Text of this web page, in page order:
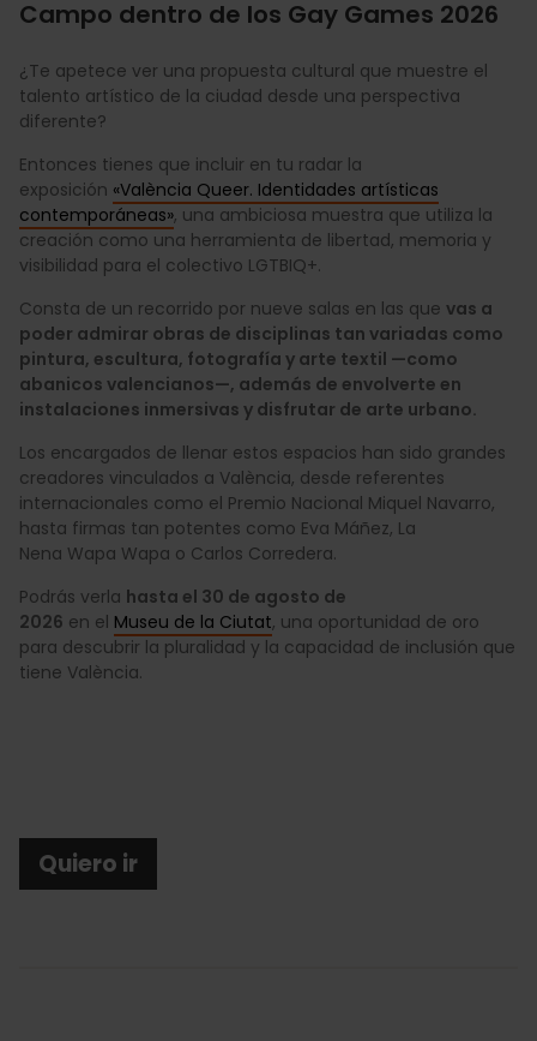
Campo dentro de los Gay Games 2026
¿Te apetece ver una propuesta cultural que muestre el
talento artístico de la ciudad desde una perspectiva
diferente?
Entonces tienes que incluir en tu radar la
exposición «València Queer. Identidades artísticas
contemporáneas», una ambiciosa muestra que utiliza la
creación como una herramienta de libertad, memoria y
visibilidad para el colectivo LGTBIQ+.
Consta de un recorrido por nueve salas en las que vas a
poder admirar obras de disciplinas tan variadas como
pintura, escultura, fotografía y arte textil —como
abanicos valencianos—, además de envolverte en
instalaciones inmersivas y disfrutar de arte urbano.
Los encargados de llenar estos espacios han sido grandes
creadores vinculados a València, desde referentes
internacionales como el Premio Nacional Miquel Navarro,
hasta firmas tan potentes como Eva Máñez, La
Nena Wapa Wapa o Carlos Corredera.
Podrás verla hasta el 30 de agosto de
2026 en el Museu de la Ciutat, una oportunidad de oro
para descubrir la pluralidad y la capacidad de inclusión que
tiene València.
Quiero ir